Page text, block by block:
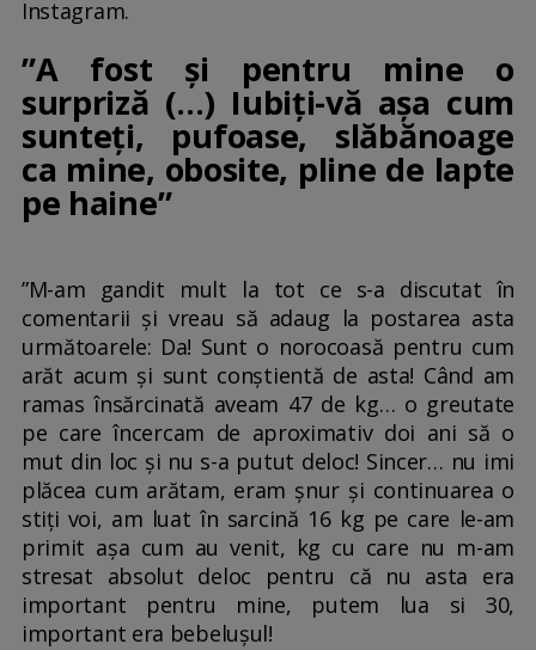
Instagram.
”A fost și pentru mine o
surpriză (...) Iubiți-vă așa cum
sunteți, pufoase, slăbănoage
ca mine, obosite, pline de lapte
pe haine”
”M-am gandit mult la tot ce s-a discutat în
comentarii și vreau să adaug la postarea asta
următoarele: Da! Sunt o norocoasă pentru cum
arăt acum și sunt conștientă de asta! Când am
ramas însărcinată aveam 47 de kg… o greutate
pe care încercam de aproximativ doi ani să o
mut din loc și nu s-a putut deloc! Sincer… nu imi
plăcea cum arătam, eram șnur și continuarea o
stiți voi, am luat în sarcină 16 kg pe care le-am
primit așa cum au venit, kg cu care nu m-am
stresat absolut deloc pentru că nu asta era
important pentru mine, putem lua si 30,
important era bebelușul!